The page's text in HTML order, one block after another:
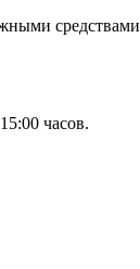
часов.